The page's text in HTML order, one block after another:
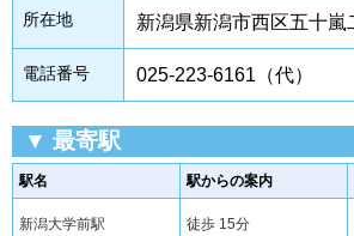
所在地 新潟県新潟市西区五十嵐
電話番号 025-223-6161（代）
▼ 最寄駅
駅名 駅からの案内
新潟大学前駅 徒歩 15分